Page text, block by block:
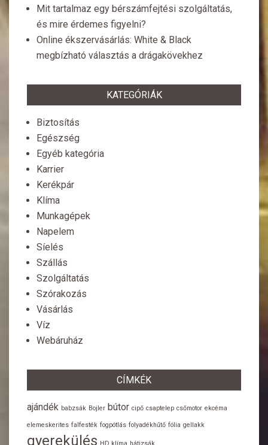
Mit tartalmaz egy bérszámfejtési szolgáltatás,
és mire érdemes figyelni?
Online ékszervásárlás: White & Black
megbízható választás a drágakövekhez
KATEGÓRIÁK
Biztosítás
Egészség
Egyéb kategória
Karrier
Kerékpár
Klíma
Munkagépek
Napelem
Síelés
Szállás
Szolgáltatás
Szórakozás
Vásárlás
Víz
Webáruház
CÍMKÉK
ajándék babzsák Bojler bútor cipő csaptelep csőmotor ekcéma
elemeskerites falfesték fogpótlás folyadékhűtő fólia gellakk
gyerekülés